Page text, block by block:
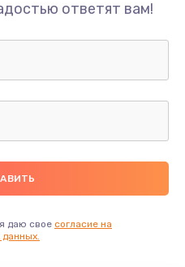
на кнопки
ответят вам!
даю свое согласие на